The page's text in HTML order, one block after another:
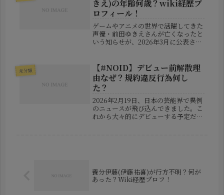
きえ)の年齢何歳？wiki経歴プ
ロフィール！
ゲームやアニメの世界で活躍してきた
声優・前田ゆきえさんが亡くなったと
いう知らせが、2026年3月に公表され
くのファンや関係者に衝撃を与えてい
ます。またインターネット上では、...
未分類
【#NOID】デビュー前解散理
由なぜ？規約違反行為何し
た？
2026年2月19日、日本の芸能界で異例
のニュースが飛び込んできました。こ
れから大々的にデビューする予定だっ
養分伊藤(伊藤祐喜)が行方不明？何が
あった？Wiki経歴プロフ！